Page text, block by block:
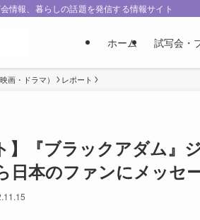
情報、暮らしの話題を発信する情報サイト
ホーム 試写会・
画・ドラマ） レポート
】『ブラックアダム』
日本のファンにメッセ